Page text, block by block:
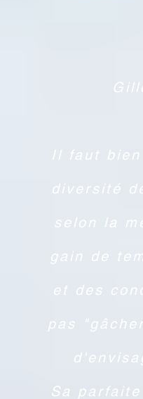
Il faut
diversité
selon la
gain de
et des
pas
Sa